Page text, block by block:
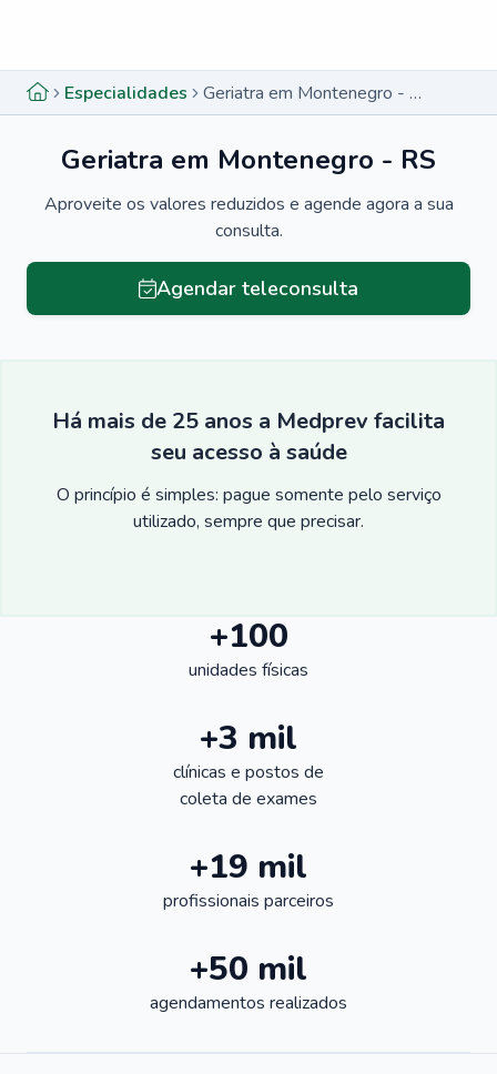
Especialidades Geriatra em Montenegro - RS
Geriatra em Montenegro - RS
Aproveite os valores reduzidos e agende agora a sua
consulta.
Agendar teleconsulta
Há mais de 25 anos a Medprev facilita
seu acesso à saúde
O princípio é simples: pague somente pelo serviço
utilizado, sempre que precisar.
+100
unidades físicas
+3 mil
clínicas e postos de
coleta de exames
+19 mil
profissionais parceiros
+50 mil
agendamentos realizados